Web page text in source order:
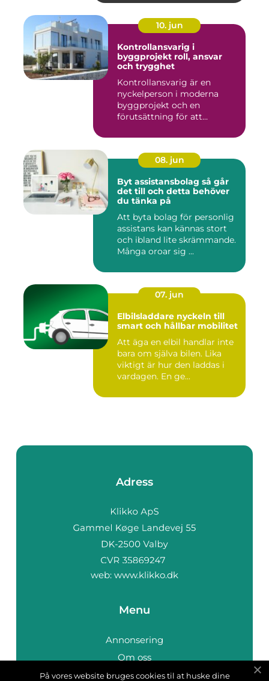
10. jun
Kontrollansvarig i
byggprojekt roll, ansvar
och trygghet
Kontrollansvarig är en
nyckelperson i moderna
byggprojekt och en
förutsättning för att
08. jun
Byt assistansbolag så går
det till och detta behöver
du tänka på
Att byta bolag för personlig
assistans kan kännas stort
och ibland lite skrämmande.
Många oroar sig ...
07. jun
Elbilsladdare nyckeln till
smart och hållbar mobilitet
Att äga en elbil handlar inte
bara om själva bilen. Lika
viktigt är hur den laddas i
vardagen. En ge...
Adress
web: www.klikko.dk
Menu
Annonsering
Om oss
Cookies
På vores website bruges cookies til at huske dine